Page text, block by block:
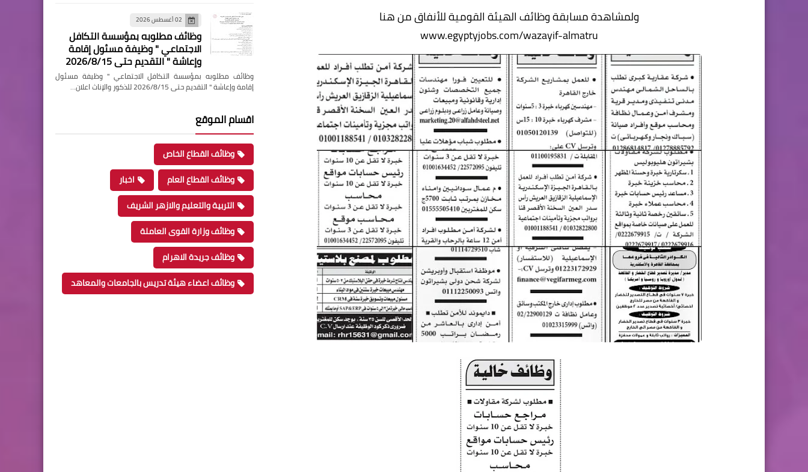
ولمشاهدة مسابقة وظائف الهيئة القومية للأنفاق من هنا
www.egyptyjobs.com/wazayif-almatru
02 أغسطس 2026
وظائف مطلوبه بمؤسسة التكافل
الاجتماعي " وظيفة مسئول إقامة
وإعاشة " التقديم حتى 2026/8/15
وظائف مطلوبه بمؤسسة التكافل الاجتماعي " وظيفة مسئول
إقامة وإعاشة " التقديم حتى 2026/8/15 للذكور والإناث اعلان…
اقسام الموقع
وظائف القطاع الخاص
وظائف القطاع العام
اخبار
التربية والتعليم والازهر الشريف
وظائف وزارة القوى العاملة
وظائف جريدة الاهرام
وظائف اعضاء هيئة تدريس بالجامعات والمعاهد